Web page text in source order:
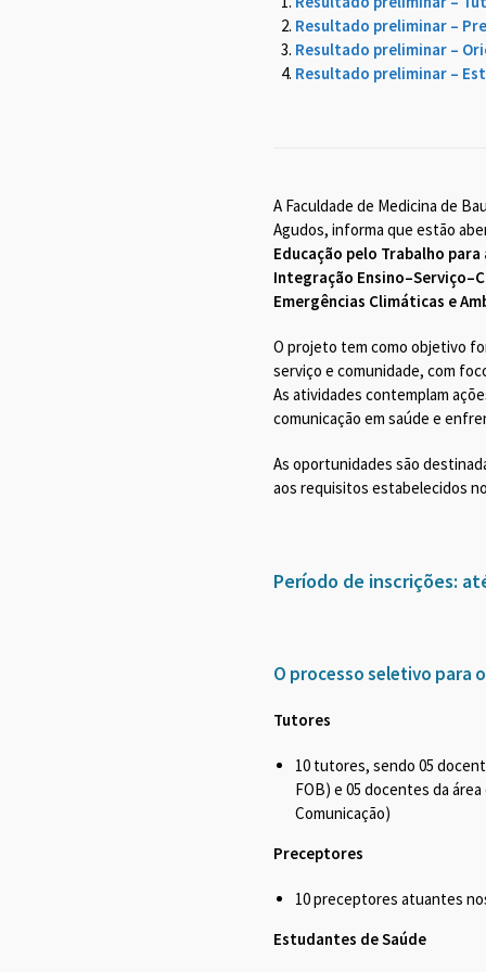
Resultado preliminar –
Resultado preliminar –
Resultado preliminar –
A Faculdade de Medicina de
Agudos, informa que estão
Educação pelo Trabalho para
Integração
Emergências Climáticas e
O projeto tem como objetivo
serviço e comunidade, com
As atividades contemplam
comunicação em saúde e
As oportunidades são
aos requisitos estabelecidos
Período de inscrições:
O processo seletivo para
Tutores
10 tutores, sendo 05
FOB) e 05 docentes da
Comunicação)
Preceptores
10 preceptores atuantes
Estudantes de Saúde